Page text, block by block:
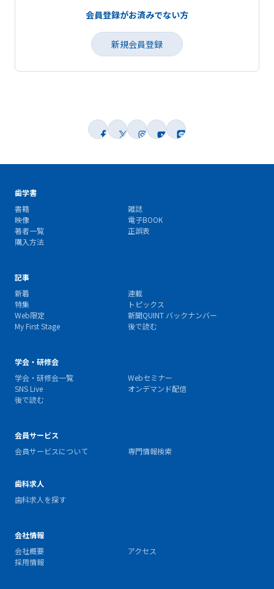
会員登録がお済みでない方
新規会員登録
歯学書
書籍
雑誌
映像
電子BOOK
著者一覧
正誤表
購入方法
記事
新着
連載
特集
トピックス
Web限定
新聞QUINT バックナンバー
My First Stage
後で読む
学会・研修会
学会・研修会一覧
Webセミナー
SNS Live
オンデマンド配信
後で読む
会員サービス
会員サービスについて
専門情報検索
歯科求人
歯科求人を探す
会社情報
会社概要
アクセス
採用情報